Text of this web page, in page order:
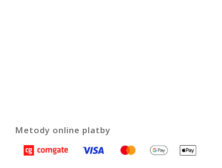
Metody online platby